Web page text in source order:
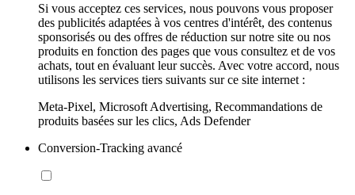
Si vous acceptez ces services, nous pouvons vous proposer
des publicités adaptées à vos centres d'intérêt, des contenus
sponsorisés ou des offres de réduction sur notre site ou nos
produits en fonction des pages que vous consultez et de vos
achats, tout en évaluant leur succès. Avec votre accord, nous
utilisons les services tiers suivants sur ce site internet :
Meta-Pixel, Microsoft Advertising, Recommandations de
produits basées sur les clics, Ads Defender
Conversion-Tracking avancé